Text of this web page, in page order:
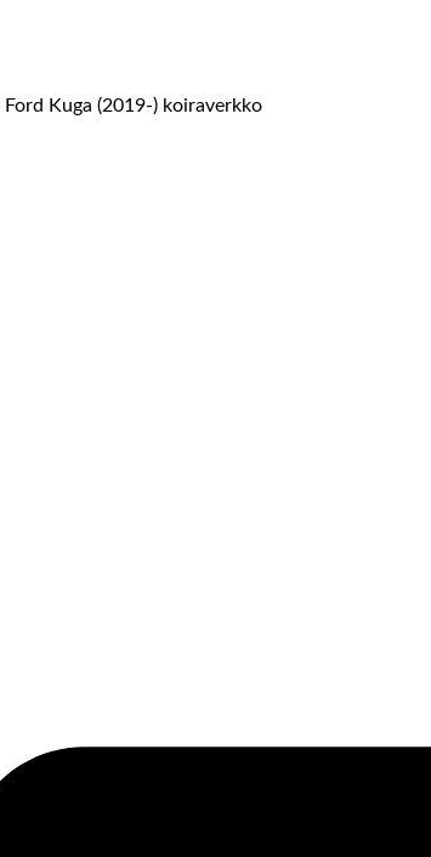
Ford Kuga (2019-) koiraverkko